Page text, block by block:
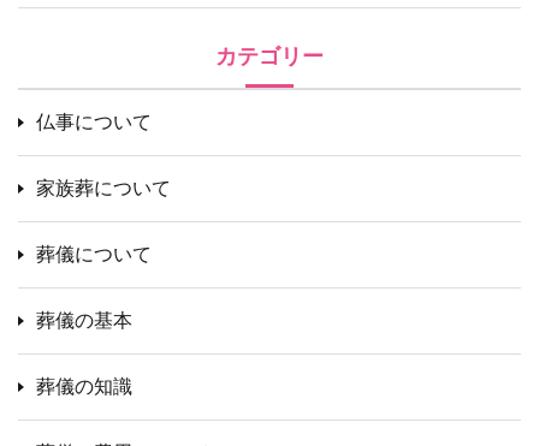
カテゴリー
仏事について
家族葬について
葬儀について
葬儀の基本
葬儀の知識